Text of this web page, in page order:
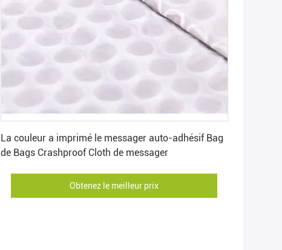
La couleur a imprimé le messager auto-adhésif Bag
de Bags Crashproof Cloth de messager
Obtenez le meilleur prix